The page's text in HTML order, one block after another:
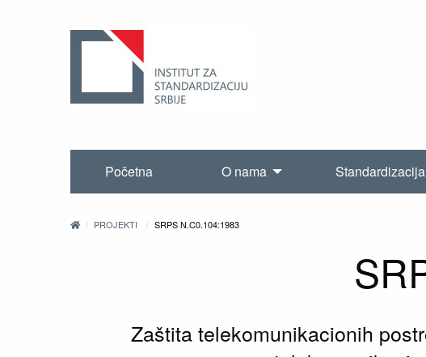
Početna O nama Standardizacija
PROJEKTI SRPS N.C0.104:1983
Zaštita telekomunikacionih